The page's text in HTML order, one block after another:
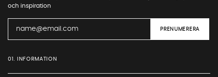
och inspiration
01. INFORMATION